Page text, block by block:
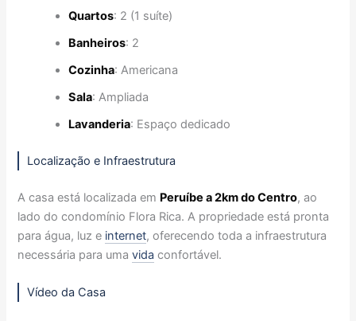
Quartos: 2 (1 suíte)
Banheiros: 2
Cozinha: Americana
Sala: Ampliada
Lavanderia: Espaço dedicado
Localização e Infraestrutura
A casa está localizada em Peruíbe a 2km do Centro, ao
lado do condomínio Flora Rica. A propriedade está pronta
para água, luz e internet, oferecendo toda a infraestrutura
necessária para umavida confortável.
Vídeo da Casa